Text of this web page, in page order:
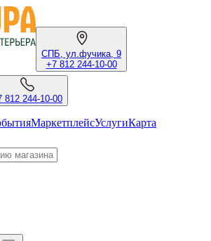
СПБ, ул.фучика, 9
+7 812 244-10-00
812 244-10-00
МаркетплейсУслугиКарта